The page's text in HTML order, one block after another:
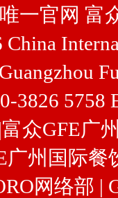
一官网 富
3826 5758
|富众GFE广
广州国际餐
网络部 |